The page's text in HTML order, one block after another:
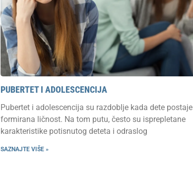
PUBERTET I ADOLESCENCIJA
Pubertet i adolescencija su razdoblje kada dete postaje
formirana ličnost. Na tom putu, često su isprepletane
karakteristike potisnutog deteta i odraslog
SAZNAJTE VIŠE »